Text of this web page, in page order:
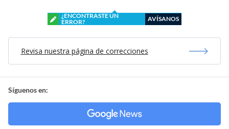
¿ENCONTRASTE UN
ERROR?
AVÍSANOS
Revisa nuestra página de correcciones
Síguenos en: